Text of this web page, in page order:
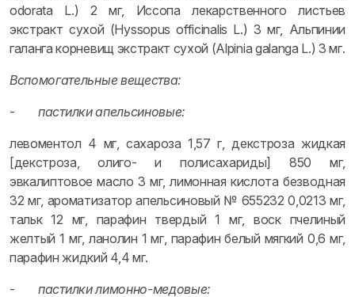
odorata L.) 2 мг, Иссопа лекарственного листьев
экстракт сухой (Hyssopus officinalis L.) 3 мг, Альпинии
галанга корневищ экстракт сухой (Alpinia galanga L.) 3 мг.
Вспомогательные вещества:
-пастилки апельсиновые:
левоментол 4 мг, сахароза 1,57 г, декстроза жидкая
[декстроза, олиго- и полисахариды] 850 мг,
эвкалиптовое масло 3 мг, лимонная кислота безводная
32 мг, ароматизатор апельсиновый № 655232 0,0213 мг,
тальк 12 мг, парафин твердый 1 мг, воск пчелиный
желтый 1 мг, ланолин 1 мг, парафин белый мягкий 0,6 мг,
парафин жидкий 4,4 мг.
-пастилки лимонно-медовые: